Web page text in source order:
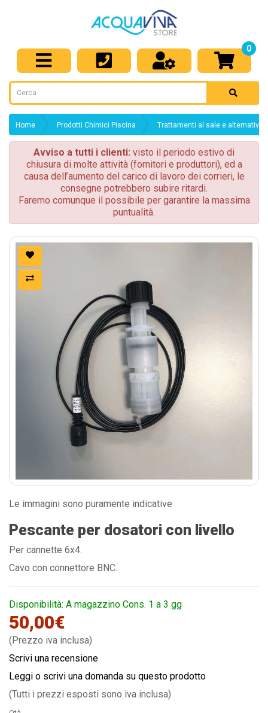
0
Home Prodotti Chimici Piscina Trattamenti al sale e alternativi
Avviso a tutti i clienti: visto il periodo estivo di
chiusura di molte attività (fornitori e produttori), ed a
causa dell’aumento del carico di lavoro dei corrieri, le
consegne potrebbero subire ritardi.
Faremo comunque il possibile per garantire la massima
puntualità.
Le immagini sono puramente indicative
Pescante per dosatori con livello
Per cannette 6x4.
Cavo con connettore BNC.
Disponibilità: A magazzino Cons. 1 a 3 gg
50,00€
(Prezzo iva inclusa)
Scrivi una recensione
Leggi o scrivi una domanda su questo prodotto
(Tutti i prezzi esposti sono iva inclusa)